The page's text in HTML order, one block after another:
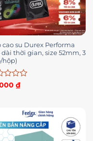
cao su Durex Performa
dài thời gian, size 52mm, 3
hộp)
₫